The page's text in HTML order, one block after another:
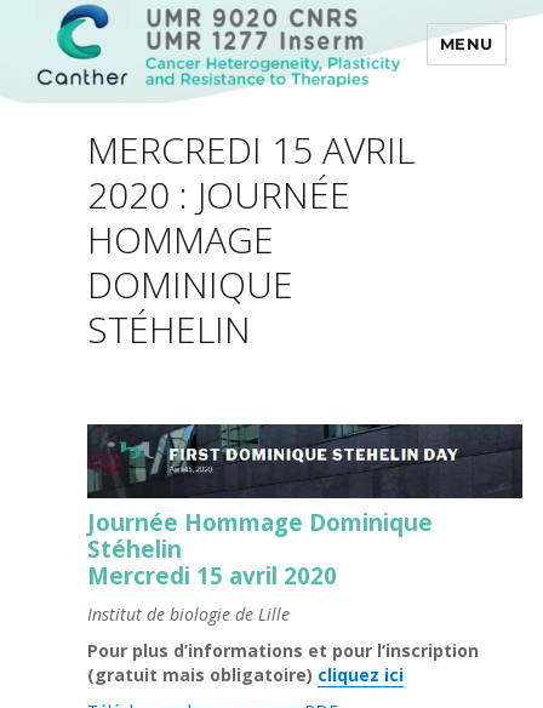
Canther
MENU
MERCREDI 15 AVRIL
2020 : JOURNÉE
HOMMAGE
DOMINIQUE
STÉHELIN
Journée Hommage Dominique
Stéhelin
Mercredi 15 avril 2020
Institut de biologie de Lille
Pour plus d’informations et pour l’inscription
(gratuit mais obligatoire) cliquez ici